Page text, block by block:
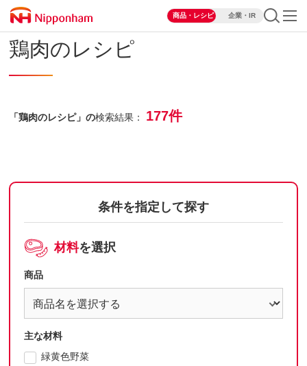
商品・レシピ 企業・IR
鶏肉のレシピ
「鶏肉のレシピ」の検索結果： 177件
条件を指定して探す
材料を選択
商品
主な材料
緑黄色野菜